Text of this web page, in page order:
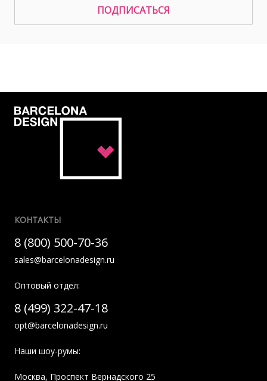
ПОДПИСАТЬСЯ
КОНТАКТЫ
8 (800) 500-70-36
sales@barcelonadesign.ru
Оптовый отдел:
8 (499) 322-47-18
opt@barcelonadesign.ru
Наши шоу-румы:
Москва, Проспект Вернадского 25